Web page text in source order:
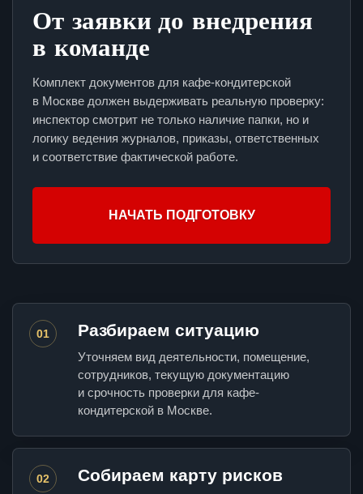
От заявки до внедрения
в команде
Комплект документов для кафе-кондитерской
в Москве должен выдерживать реальную проверку:
инспектор смотрит не только наличие папки, но и
логику ведения журналов, приказы, ответственных
и соответствие фактической работе.
НАЧАТЬ ПОДГОТОВКУ
01 Разбираем ситуацию
Уточняем вид деятельности, помещение,
сотрудников, текущую документацию
и срочность проверки для кафе-
кондитерской в Москве.
02 Собираем карту рисков